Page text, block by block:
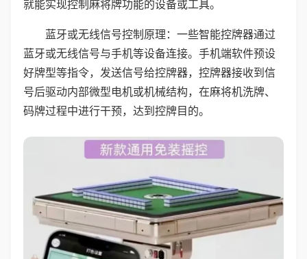
就能实现控制麻将牌功能的设备或工具。
蓝牙或无线信号控制原理：一些智能控牌器通过
蓝牙或无线信号与手机等设备连接。手机端软件预设
好牌型等指令，发送信号给控牌器，控牌器接收到信
号后驱动内部微型电机或机械结构，在麻将机洗牌、
码牌过程中进行干预，达到控牌目的。